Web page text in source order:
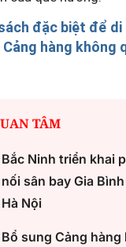
đặc biệt để
Cảng hàng không
TÂM
Bắc Ninh triển khai
nối sân bay Gia
Hà Nội
Bổ sung Cảng hàng